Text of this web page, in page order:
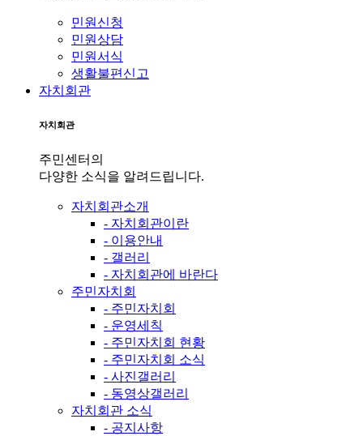
민원신청
민원상담
민원서식
생활불편신고
자치회관
자치회관
주민센터의
다양한 소식을 알려드립니다.
자치회관소개
- 자치회관이란
- 이용안내
- 갤러리
- 자치회관에 바란다
주민자치회
- 주민자치회
- 운영세칙
- 주민자치회 현황
- 주민자치회 소식
- 사진갤러리
- 동영상갤러리
자치회관 소식
- 공지사항